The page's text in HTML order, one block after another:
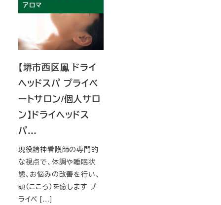
アロマ
【堺市西区鳳 ドライ
ヘッドスパ プライベ
ートサロン/個人サロ
ン】ドライヘッドス
パ…
現役精神看護師の専門的
な視点で、体調や睡眠状
態、お悩みの改善を行い、
頭（こころ）を癒します プ
ライベ […]